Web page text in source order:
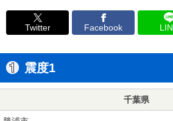
Twitter Facebook
震度1
千葉県